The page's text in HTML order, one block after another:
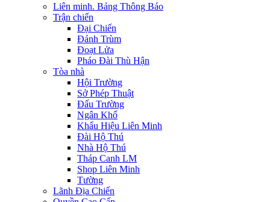
Liên minh. Bảng Thông Báo
Trận chiến
Đại Chiến
Đánh Trùm
Đoạt Lửa
Pháo Đài Thù Hận
Tòa nhà
Hội Trường
Sở Phép Thuật
Đấu Trường
Ngân Khố
Khẩu Hiệu Liên Minh
Đài Hộ Thú
Nhà Hộ Thú
Tháp Canh LM
Shop Liên Minh
Tường
Lãnh Địa Chiến